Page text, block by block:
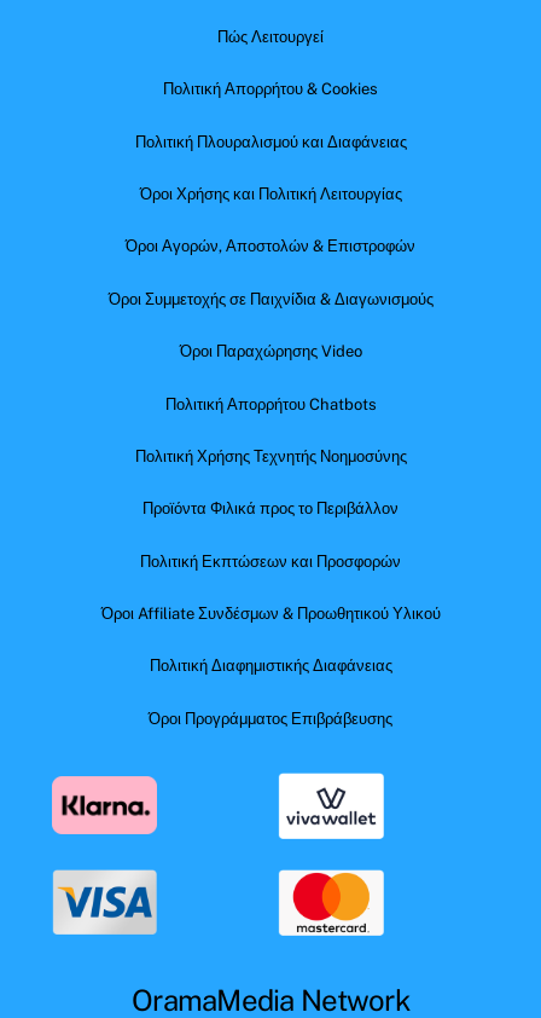
Πώς Λειτουργεί
Πολιτική Απορρήτου & Cookies
Πολιτική Πλουραλισμού και Διαφάνειας
Όροι Χρήσης και Πολιτική Λειτουργίας
Όροι Αγορών, Αποστολών & Επιστροφών
Όροι Συμμετοχής σε Παιχνίδια & Διαγωνισμούς
Όροι Παραχώρησης Video
Πολιτική Απορρήτου Chatbots
Πολιτική Χρήσης Τεχνητής Νοημοσύνης
Προϊόντα Φιλικά προς το Περιβάλλον
Πολιτική Εκπτώσεων και Προσφορών
Όροι Affiliate Συνδέσμων & Προωθητικού Υλικού
Πολιτική Διαφημιστικής Διαφάνειας
Όροι Προγράμματος Επιβράβευσης
OramaMedia Network